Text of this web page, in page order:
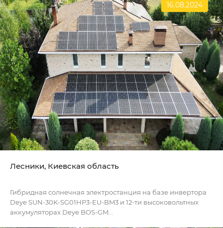
16.08.2024
Лесники, Киевская область
Гибридная солнечная электростанция на базе инвертора
Deye SUN-30K-SG01HP3-EU-BM3 и 12-ти высоковольтных
аккумуляторах Deye BOS-GM...